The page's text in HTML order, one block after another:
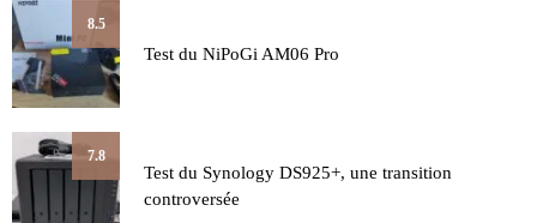
8.5
Test du NiPoGi AM06 Pro
7.8
Test du Synology DS925+, une transition
controversée